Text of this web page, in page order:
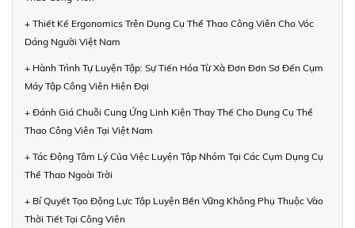
+ Thiết Kế Ergonomics Trên Dụng Cụ Thể Thao Công Viên Cho Vóc
Dáng Người Việt Nam
+ Hành Trình Tự Luyện Tập: Sự Tiến Hóa Từ Xà Đơn Đơn Sơ Đến Cụm
Máy Tập Công Viên Hiện Đại
+ Đánh Giá Chuỗi Cung Ứng Linh Kiện Thay Thế Cho Dụng Cụ Thể
Thao Công Viên Tại Việt Nam
+ Tác Động Tâm Lý Của Việc Luyện Tập Nhóm Tại Các Cụm Dụng Cụ
Thể Thao Ngoài Trời
+ Bí Quyết Tạo Động Lực Tập Luyện Bền Vững Không Phụ Thuộc Vào
Thời Tiết Tại Công Viên